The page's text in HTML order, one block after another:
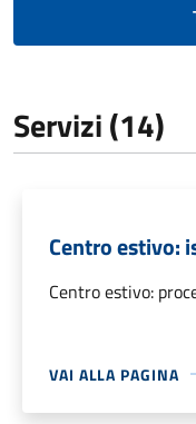
Servizi (14)
Centro estivo:
Centro estivo:
VAI ALLA PAGINA